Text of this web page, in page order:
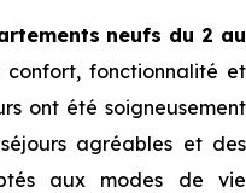
neufs du 2 au
fonctionnalité et
ont été soigneusement
agréables et des
aux modes de vie